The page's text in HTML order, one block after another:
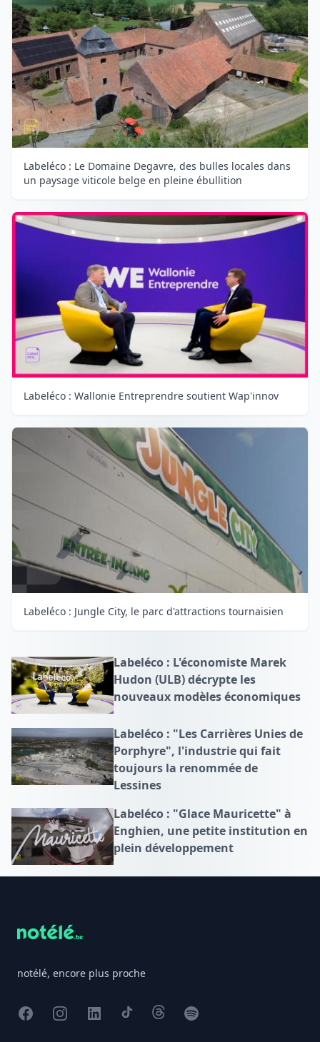
Labeléco : Le Domaine Degavre, des bulles locales dans
un paysage viticole belge en pleine ébullition
Labeléco : Wallonie Entreprendre soutient Wap'innov
Labeléco : Jungle City, le parc d'attractions tournaisien
Labeléco : L'économiste Marek
Hudon (ULB) décrypte les
nouveaux modèles économiques
Labeléco : "Les Carrières Unies de
Porphyre", l'industrie qui fait
toujours la renommée de
Lessines
Labeléco : "Glace Mauricette" à
Enghien, une petite institution en
plein développement
notélé, encore plus proche
FacebookInstagram
X TikTokThreadsSpotify